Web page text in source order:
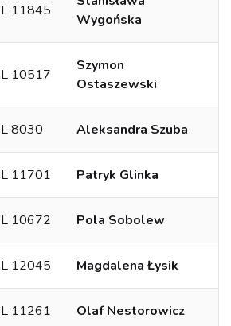
11845
Wygońska
10517
Szymon
Ostaszewski
8030 Aleksandra Szuba
11701 Patryk Glinka
10672 Pola Sobolew
12045 Magdalena Łysik
11261 Olaf Nestorowicz